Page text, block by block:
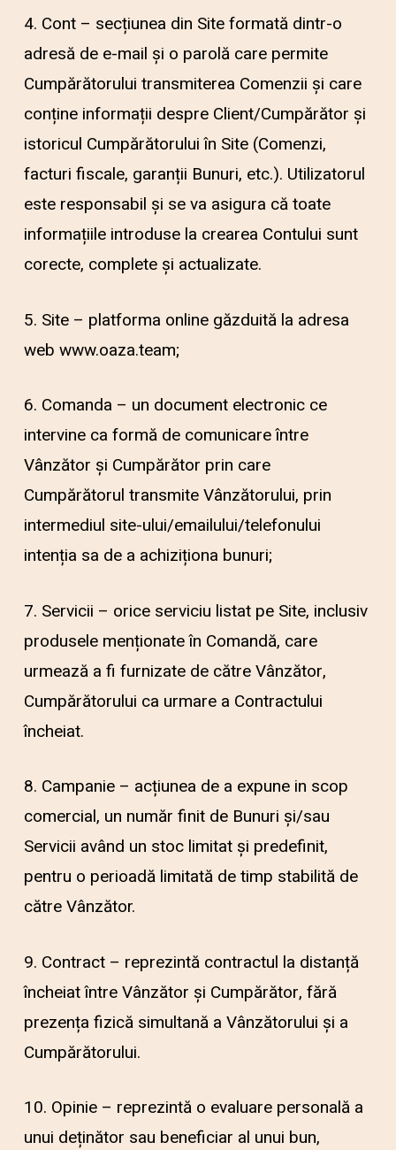
4. Cont – secțiunea din Site formată dintr-o
adresă de e-mail și o parolă care permite
Cumpărătorului transmiterea Comenzii și care
conține informații despre Client/Cumpărător și
istoricul Cumpărătorului în Site (Comenzi,
facturi fiscale, garanții Bunuri, etc.). Utilizatorul
este responsabil și se va asigura că toate
informațiile introduse la crearea Contului sunt
corecte, complete și actualizate.
5. Site – platforma online găzduită la adresa
web www.oaza.team;
6. Comanda – un document electronic ce
intervine ca formă de comunicare între
Vânzător și Cumpărător prin care
Cumpărătorul transmite Vânzătorului, prin
intermediul site-ului/emailului/telefonului
intenția sa de a achiziționa bunuri;
7. Servicii – orice serviciu listat pe Site, inclusiv
produsele menționate în Comandă, care
urmează a fi furnizate de către Vânzător,
Cumpărătorului ca urmare a Contractului
încheiat.
8. Campanie – acțiunea de a expune in scop
comercial, un număr finit de Bunuri și/sau
Servicii având un stoc limitat și predefinit,
pentru o perioadă limitată de timp stabilită de
către Vânzător.
9. Contract – reprezintă contractul la distanță
încheiat între Vânzător și Cumpărător, fără
prezența fizică simultană a Vânzătorului și a
Cumpărătorului.
10. Opinie – reprezintă o evaluare personală a
unui deținător sau beneficiar al unui bun,